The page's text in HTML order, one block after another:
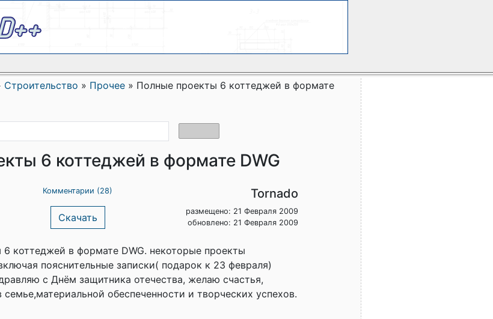
Строительство » Прочее » Полные проекты 6 коттеджей в формате
6 коттеджей в формате DWG
Комментарии (28)
Скачать
Tornado
размещено: 21 Февраля 2009
обновлено: 21 Февраля 2009
коттеджей в формате DWG. некоторые проекты
пояснительные записки( подарок к 23 февраля)
с Днём защитника отечества, желаю счастья,
семье,материальной обеспеченности и творческих успехов.